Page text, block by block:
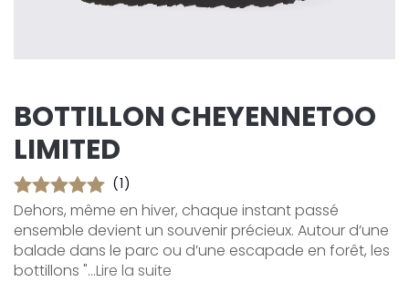
BOTTILLON CHEYENNETOO
LIMITED
(1)
Dehors, même en hiver, chaque instant passé
ensemble devient un souvenir précieux. Autour d’une
balade dans le parc ou d’une escapade en forêt, les
bottillons "...Lire la suite